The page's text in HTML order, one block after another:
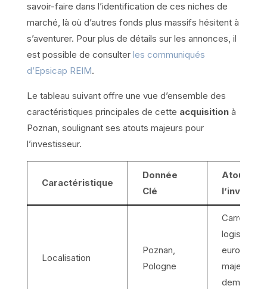
savoir-faire dans l’identification de ces niches de
marché, là où d’autres fonds plus massifs hésitent à
s’aventurer. Pour plus de détails sur les annonces, il
est possible de consulter les communiqués
d’Epsicap REIM.
Le tableau suivant offre une vue d’ensemble des
caractéristiques principales de cette acquisitionà
Poznan, soulignant ses atouts majeurs pour
l’investisseur.
Caractéristique
Donnée
Clé
Atout
Localisation
Poznan,
Pologne
Carrefour
logistique
européen
majeur,
demande